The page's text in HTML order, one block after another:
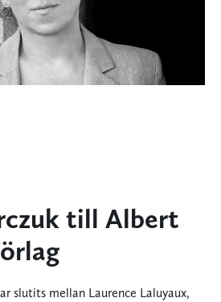
till Albert
slutits mellan Laurence Laluyaux,